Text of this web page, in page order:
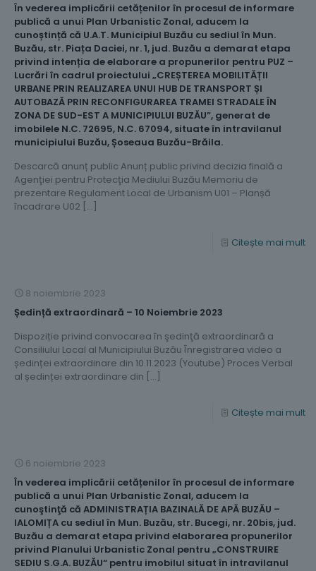
În vederea implicării cetățenilor în procesul de informare
publică a unui Plan Urbanistic Zonal, aducem la
cunoștință că U.A.T. Municipiul Buzău cu sediul în Mun.
Buzău, str. Piața Daciei, nr. 1, jud. Buzău a demarat etapa
privind intenția de elaborare a propunerilor pentru PUZ –
Lucrări în cadrul proiectului „CREȘTEREA MOBILITĂȚII
URBANE PRIN REALIZAREA UNUI HUB DE TRANSPORT ȘI
AUTOBAZĂ PRIN RECONFIGURAREA TRAMEI STRADALE ÎN
ZONA DE SUD-EST A MUNICIPIULUI BUZĂU”, generat de
imobilele N.C. 72695, N.C. 67094, situate în intravilanul
municipiului Buzău, Șoseaua Buzău-Brăila.
Descarcă anunț public Anunț public privind decizia finală a
Agenţiei pentru Protecţia Mediului Buzău Memoriu de
prezentare Regulament Local de Urbanism U01 – Planșă
încadrare U02 […]
Citește mai mult
8 noiembrie 2023
Ședință extraordinară – 10 Noiembrie 2023
Dispoziție privind convocarea în şedinţă extraordinară a
Consiliului Local al Municipiului Buzău Înregistrarea video a
ședinței extraordinare din 10.11.2023 (Youtube) Proces Verbal
al ședinței extraordinare din […]
Citește mai mult
6 noiembrie 2023
În vederea implicării cetățenilor în procesul de informare
publică a unui Plan Urbanistic Zonal, aducem la
cunoştinţă că ADMINISTRAȚIA BAZINALĂ DE APĂ BUZĂU –
IALOMIȚA cu sediul în Mun. Buzău, str. Bucegi, nr. 20bis, jud.
Buzău a demarat etapa privind elaborarea propunerilor
privind Planului Urbanistic Zonal pentru „CONSTRUIRE
SEDIU S.G.A. BUZĂU“ pentru imobilul situat în intravilanul